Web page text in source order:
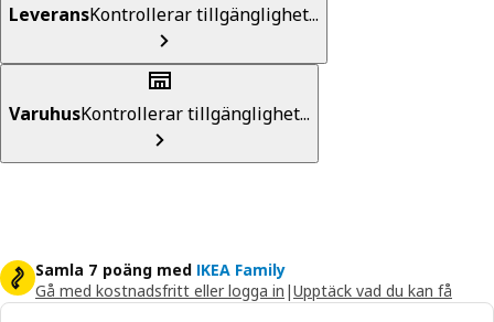
LeveransKontrollerar tillgänglighet...
VaruhusKontrollerar tillgänglighet...
Samla 7 poäng med IKEA Family
Gå med kostnadsfritt eller logga in |Upptäck vad du kan få